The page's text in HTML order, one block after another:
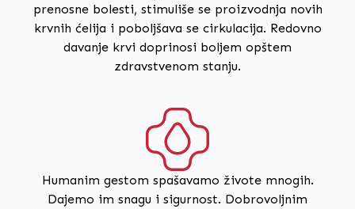
prenosne bolesti, stimuliše se proizvodnja novih
krvnih ćelija i poboljšava se cirkulacija. Redovno
davanje krvi doprinosi boljem opštem
zdravstvenom stanju.
Humanim gestom spašavamo živote mnogih.
Dajemo im snagu i sigurnost. Dobrovoljnim